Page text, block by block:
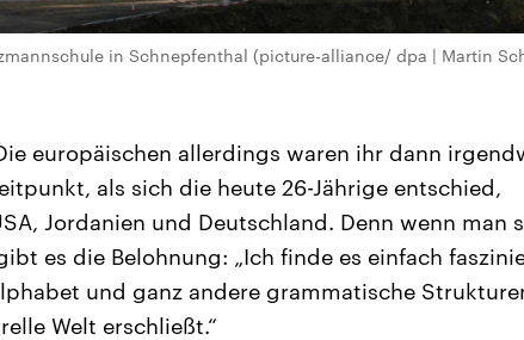
in Schnepfenthal (picture-alliance/ dpa | Martin
europäischen allerdings waren ihr dann
als sich die heute 26-Jährige entschied,
Jordanien und Deutschland. Denn wenn man
es die Belohnung: „Ich finde es einfach
und ganz andere grammatische
Welt erschließt.“